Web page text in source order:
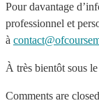
Pour davantage
professionnel et
à
À très bientôt sous
Comments are